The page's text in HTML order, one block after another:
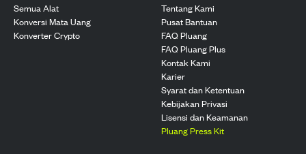
Semua Alat
Konversi Mata Uang
Konverter Crypto
Tentang Kami
Pusat Bantuan
FAQ Pluang
FAQ Pluang Plus
Kontak Kami
Karier
Syarat dan Ketentuan
Kebijakan Privasi
Lisensi dan Keamanan
Pluang Press Kit